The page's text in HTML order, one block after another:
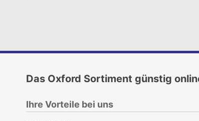
Das Oxford Sortiment günstig
Ihre Vorteile bei uns